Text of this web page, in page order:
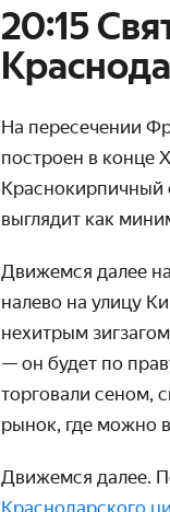
20:15
На пересечении
построен в конце
Краснокирпичный
выглядит как
Движемся далее
налево на улицу
нехитрым
— он будет по
торговали сеном,
рынок, где можно
Движемся далее.
Краснодарского